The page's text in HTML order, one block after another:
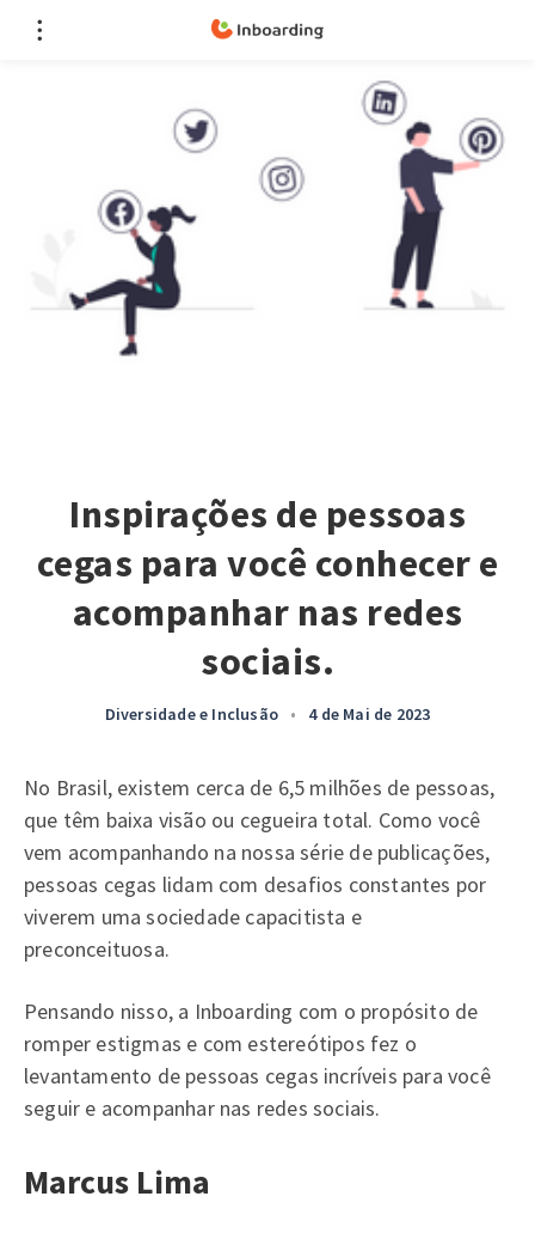
Inspirações de pessoas
cegas para você conhecer e
acompanhar nas redes
sociais.
Diversidade e Inclusão • 4 de Mai de 2023
No Brasil, existem cerca de 6,5 milhões de pessoas,
que têm baixa visão ou cegueira total. Como você
vem acompanhando na nossa série de publicações,
pessoas cegas lidam com desafios constantes por
viverem uma sociedade capacitista e
preconceituosa.
Pensando nisso, a Inboarding com o propósito de
romper estigmas e com estereótipos fez o
levantamento de pessoas cegas incríveis para você
seguir e acompanhar nas redes sociais.
Marcus Lima